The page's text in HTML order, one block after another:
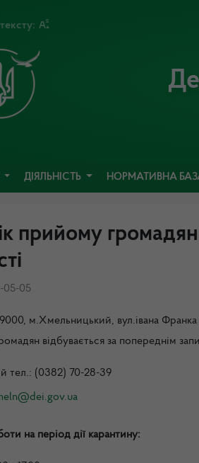
ДІЯЛЬНІСТЬ НОРМАТИВНА
прийому
05-05
м.Хмельницький, вул.івана Франка
відбувається за попереднім
тел.: (0382) 70-28-39
на період дії карантину: